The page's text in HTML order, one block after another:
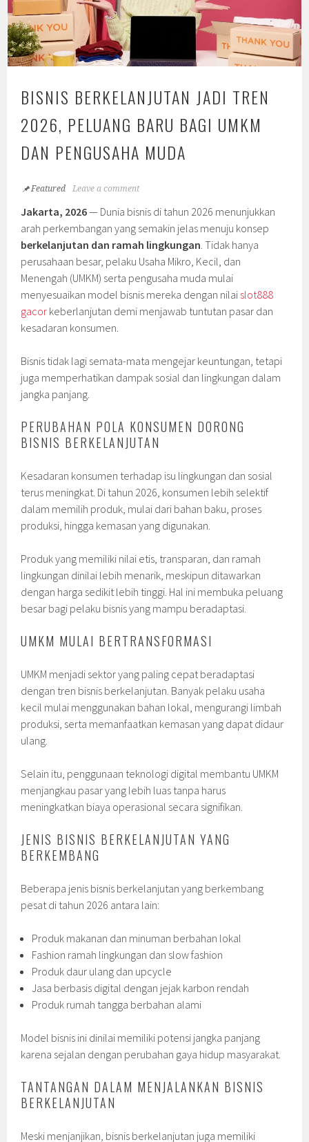
BISNIS BERKELANJUTAN JADI TREN
2026, PELUANG BARU BAGI UMKM
DAN PENGUSAHA MUDA
Featured Leave a comment
Jakarta, 2026— Dunia bisnis di tahun 2026 menunjukkan
arah perkembangan yang semakin jelas menuju konsep
berkelanjutan dan ramah lingkungan. Tidak hanya
perusahaan besar, pelaku Usaha Mikro, Kecil, dan
Menengah (UMKM) serta pengusaha muda mulai
menyesuaikan model bisnis mereka dengan nilai slot888
gacor keberlanjutan demi menjawab tuntutan pasar dan
kesadaran konsumen.
Bisnis tidak lagi semata-mata mengejar keuntungan, tetapi
juga memperhatikan dampak sosial dan lingkungan dalam
jangka panjang.
PERUBAHAN POLA KONSUMEN DORONG
BISNIS BERKELANJUTAN
Kesadaran konsumen terhadap isu lingkungan dan sosial
terus meningkat. Di tahun 2026, konsumen lebih selektif
dalam memilih produk, mulai dari bahan baku, proses
produksi, hingga kemasan yang digunakan.
Produk yang memiliki nilai etis, transparan, dan ramah
lingkungan dinilai lebih menarik, meskipun ditawarkan
dengan harga sedikit lebih tinggi. Hal ini membuka peluang
besar bagi pelaku bisnis yang mampu beradaptasi.
UMKM MULAI BERTRANSFORMASI
UMKM menjadi sektor yang paling cepat beradaptasi
dengan tren bisnis berkelanjutan. Banyak pelaku usaha
kecil mulai menggunakan bahan lokal, mengurangi limbah
produksi, serta memanfaatkan kemasan yang dapat didaur
ulang.
Selain itu, penggunaan teknologi digital membantu UMKM
menjangkau pasar yang lebih luas tanpa harus
meningkatkan biaya operasional secara signifikan.
JENIS BISNIS BERKELANJUTAN YANG
BERKEMBANG
Beberapa jenis bisnis berkelanjutan yang berkembang
pesat di tahun 2026 antara lain:
Produk makanan dan minuman berbahan lokal
Fashion ramah lingkungan dan slow fashion
Produk daur ulang dan upcycle
Jasa berbasis digital dengan jejak karbon rendah
Produk rumah tangga berbahan alami
Model bisnis ini dinilai memiliki potensi jangka panjang
karena sejalan dengan perubahan gaya hidup masyarakat.
TANTANGAN DALAM MENJALANKAN BISNIS
BERKELANJUTAN
Meski menjanjikan, bisnis berkelanjutan juga memiliki